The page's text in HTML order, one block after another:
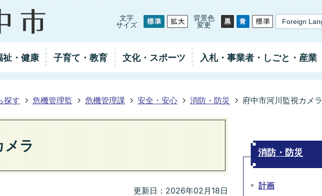
文字
サイズ
背景色
変更
祉・健康 子育て・教育 文化・スポーツ 入札・事業者 ・しごと ・産業
探す 危機管理監 危機管理課 安全・安心 消防・防災 府中市河川監視カメラ
メラ
更新日：2026年02月18日
消防・防災
計画